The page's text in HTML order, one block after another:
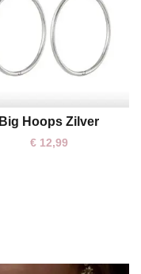
One size
Big Hoops Zilver
€12,99